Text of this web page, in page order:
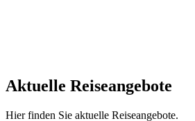
Aktuelle Reiseangebote
Hier finden Sie aktuelle Reiseangebote.